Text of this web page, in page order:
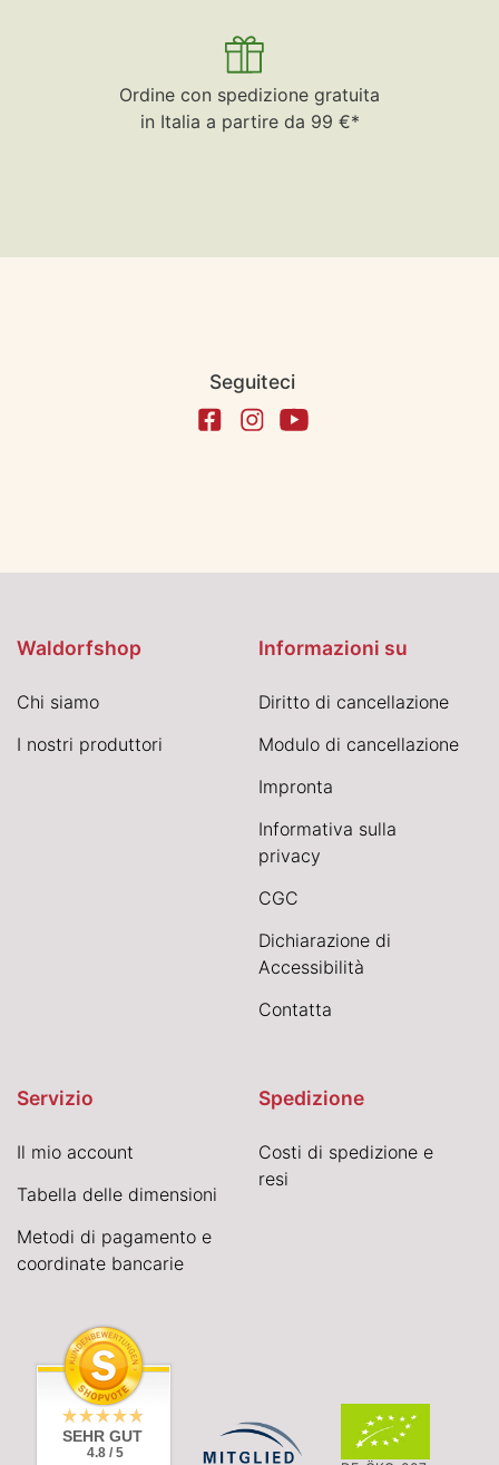
Ordine con spedizione gratuita
in Italia a partire da 99 €*
Seguiteci
Waldorfshop
Chi siamo
I nostri produttori
Informazioni su
Diritto di cancellazione
Modulo di cancellazione
Impronta
Informativa sulla
privacy
CGC
Dichiarazione di
Accessibilità
Contatta
Servizio
Il mio account
Tabella delle dimensioni
Metodi di pagamento e
coordinate bancarie
Spedizione
Costi di spedizione e
resi
SEHR GUT
4.8 / 5